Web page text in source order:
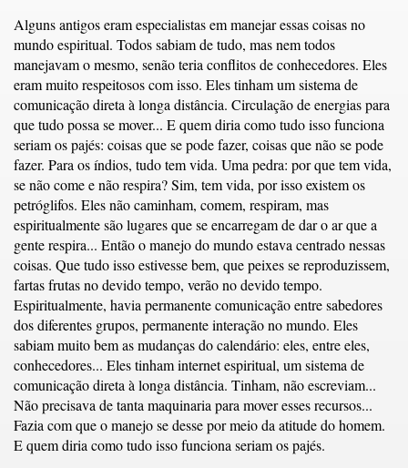
Alguns antigos eram especialistas em manejar essas coisas no
mundo espiritual. Todos sabiam de tudo, mas nem todos
manejavam o mesmo, senão teria conflitos de conhecedores. Eles
eram muito respeitosos com isso. Eles tinham um sistema de
comunicação direta à longa distância. Circulação de energias para
que tudo possa se mover... E quem diria como tudo isso funciona
seriam os pajés: coisas que se pode fazer, coisas que não se pode
fazer. Para os índios, tudo tem vida. Uma pedra: por que tem vida,
se não come e não respira? Sim, tem vida, por isso existem os
petróglifos. Eles não caminham, comem, respiram, mas
espiritualmente são lugares que se encarregam de dar o ar que a
gente respira... Então o manejo do mundo estava centrado nessas
coisas. Que tudo isso estivesse bem, que peixes se reproduzissem,
fartas frutas no devido tempo, verão no devido tempo.
Espiritualmente, havia permanente comunicação entre sabedores
dos diferentes grupos, permanente interação no mundo. Eles
sabiam muito bem as mudanças do calendário: eles, entre eles,
conhecedores... Eles tinham internet espiritual, um sistema de
comunicação direta à longa distância. Tinham, não escreviam...
Não precisava de tanta maquinaria para mover esses recursos...
Fazia com que o manejo se desse por meio da atitude do homem.
E quem diria como tudo isso funciona seriam os pajés.